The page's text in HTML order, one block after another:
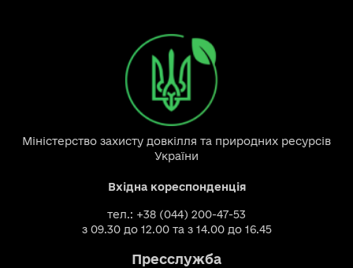
Міністерство захисту довкілля та природних ресурсів
України
Вхідна кореспонденція
тел.: +38 (044) 200-47-53
з 09.30 до 12.00 та з 14.00 до 16.45
Пресслужба